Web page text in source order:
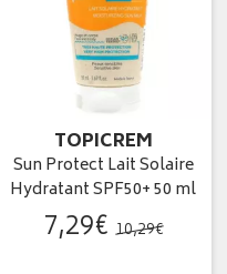
TOPICREM
Sun Protect Lait Solaire
Hydratant SPF50+ 50 ml
7,29€ 10,29€